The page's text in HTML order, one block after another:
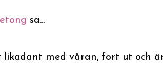
sa...
likadant med våran, fort ut och